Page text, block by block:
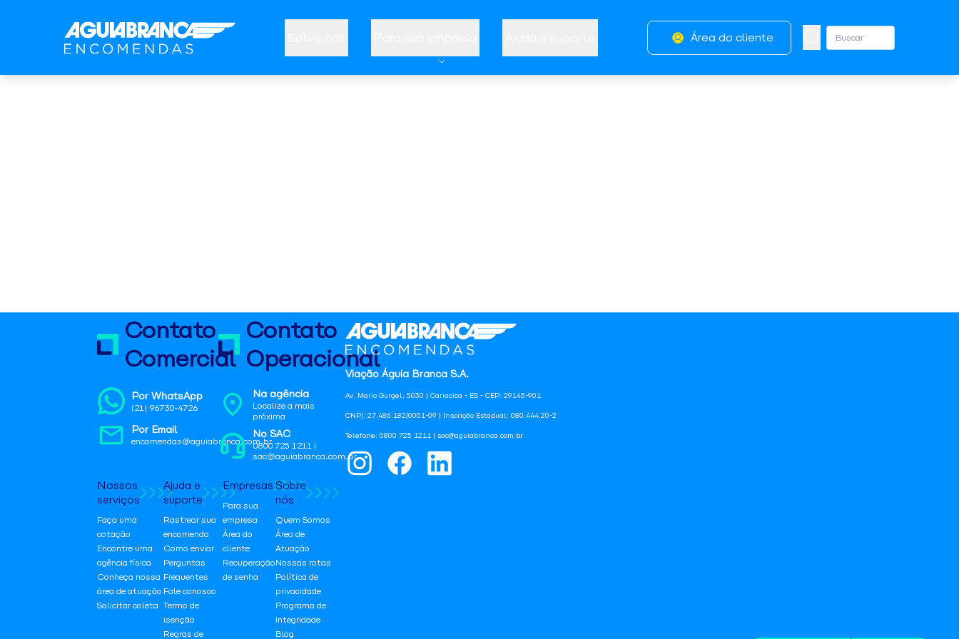
Área do cliente
Viação Águia Branca S.A.
Av. Mario Gurgel, 5030 | Cariacica - ES - CEP: 29145-901
CNPJ: 27.486.182/0001-09 | Inscrição Estadual: 080.444.20-2
Telefone: 0800 725 1211 | sac@aguiabranca.com.br
Contato
Comercial
Por WhatsApp
(21) 96730-4726
Por Email
encomendas@aguiabranca.com.br
Contato
Operacional
Na agência
Localize a mais
próxima
No SAC
0800 725 1211 |
sac@aguiabranca.com.br
Nossos
serviços
Faça uma
cotação
Encontre uma
agência física
Conheça nossa
área de atuação
Solicitar coleta
Ajuda e
suporte
Rastrear sua
encomenda
Como enviar
Perguntas
Frequentes
Fale conosco
Termo de
isenção
Regras de
Empresas
Para sua
empresa
Área do
cliente
Recuperação
de senha
Sobre
nós
Quem Somos
Área de
Atuação
Nossas rotas
Política de
privacidade
Programa de
Integridade
Blog